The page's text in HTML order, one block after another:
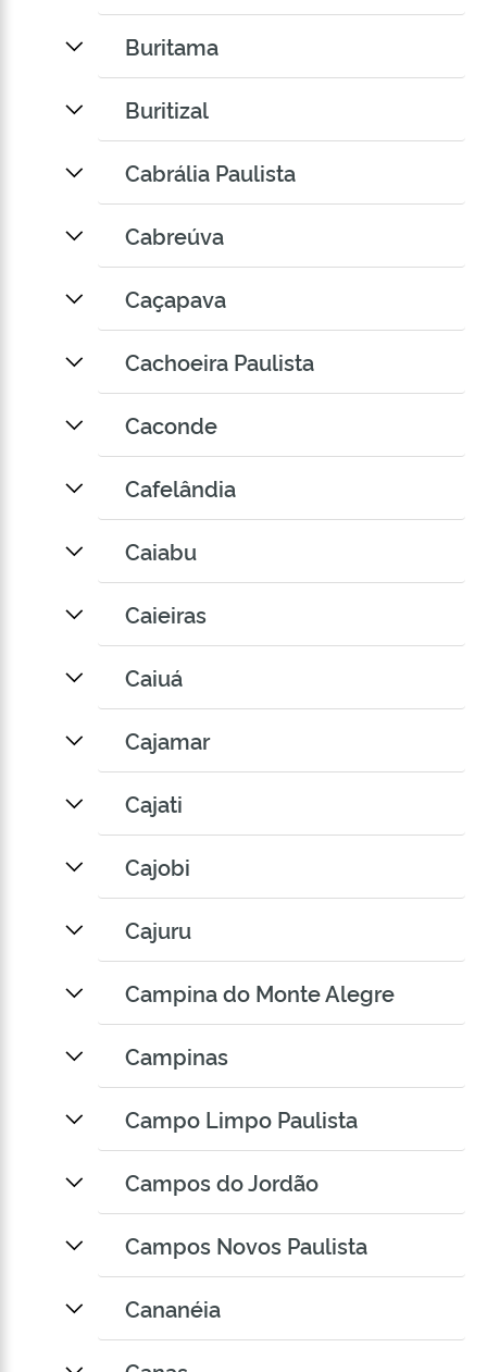
Buritama
Buritizal
Cabrália Paulista
Cabreúva
Caçapava
Cachoeira Paulista
Caconde
Cafelândia
Caiabu
Caieiras
Caiuá
Cajamar
Cajati
Cajobi
Cajuru
Campina do Monte Alegre
Campinas
Campo Limpo Paulista
Campos do Jordão
Campos Novos Paulista
Cananéia